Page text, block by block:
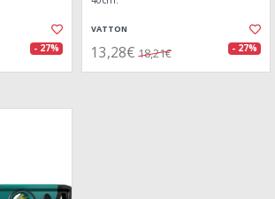
- 27%
VATTON
13,28€ 18,21€ - 27%